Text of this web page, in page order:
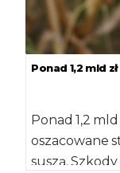
Ponad 1,2 mld
Ponad 1,2
oszacowane
suszą.